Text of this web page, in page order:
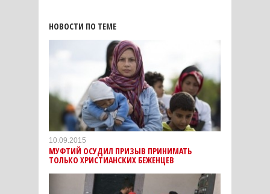
НОВОСТИ ПО ТЕМЕ
10.09.2015
МУФТИЙ ОСУДИЛ ПРИЗЫВ ПРИНИМАТЬ
ТОЛЬКО ХРИСТИАНСКИХ БЕЖЕНЦЕВ